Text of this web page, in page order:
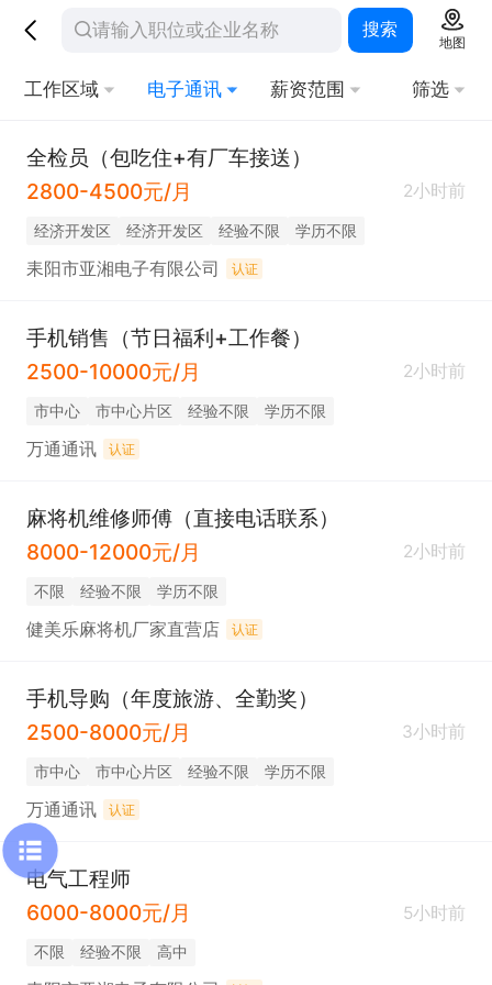
搜索
地图
工作区域 电子通讯 薪资范围 筛选
全检员（包吃住+有厂车接送）
2800-4500元/月
2小时前
经济开发区 经济开发区 经验不限 学历不限
耒阳市亚湘电子有限公司 认证
手机销售（节日福利+工作餐）
2500-10000元/月
2小时前
市中心 市中心片区 经验不限 学历不限
万通通讯 认证
麻将机维修师傅（直接电话联系）
8000-12000元/月
2小时前
不限 经验不限 学历不限
健美乐麻将机厂家直营店 认证
手机导购（年度旅游、全勤奖）
2500-8000元/月
3小时前
市中心 市中心片区 经验不限 学历不限
万通通讯 认证
电气工程师
6000-8000元/月
5小时前
不限 经验不限 高中